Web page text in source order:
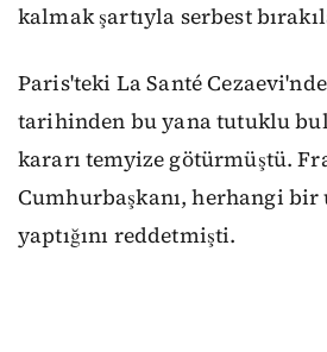
kalmak şartıyla serbest
Paris'teki La Santé
tarihinden bu yana tutuklu
kararı temyize götürmüştü.
Cumhurbaşkanı, herhangi
yaptığını reddetmişti.